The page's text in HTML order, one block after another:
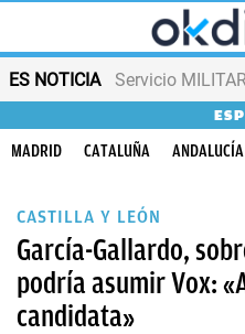
ES NOTICIA Servicio
MADRID CATALUÑA ANDALUCÍA
CASTILLA Y LEÓN
García-Gallardo,
podría asumir Vox:
candidata»